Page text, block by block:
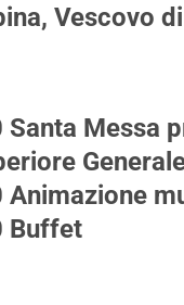
Vescovo
Santa Messa
Animazione
Buffet